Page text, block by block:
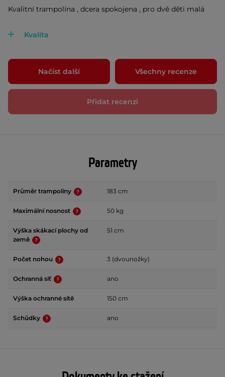
Kvalitní trampolína , dcera spokojena , pro dvě děti malá
Kvalita
Načíst další Všechny recenze
Přidat recenzi
Parametry
Průměr trampolíny 183 cm
Maximální nosnost 50 kg
Výška skákací plochy od
země
51 cm
Počet nohou 3 (dvounožky)
Ochranná síť ano
Výška ochranné sítě 150 cm
Schůdky ano